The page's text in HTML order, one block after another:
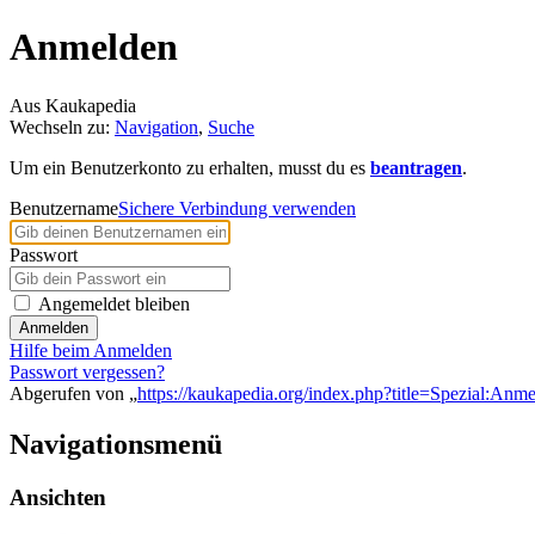
Anmelden
Aus Kaukapedia
Wechseln zu: Navigation, Suche
Um ein Benutzerkonto zu erhalten, musst du es beantragen.
BenutzernameSichere Verbindung verwenden
Passwort
Angemeldet bleiben
Anmelden
Hilfe beim Anmelden
Passwort vergessen?
Abgerufen von „https://kaukapedia.org/
Navigationsmenü
Ansichten